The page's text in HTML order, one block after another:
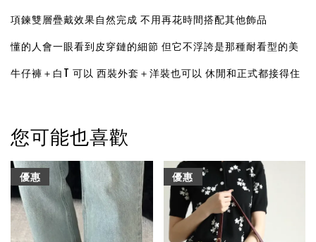
項鍊雙層疊戴效果自然完成 不用再花時間搭配其他飾品
懂的人會一眼看到皮穿鏈的細節 但它不浮誇是那種耐看型的美
牛仔褲＋白T 可以 西裝外套＋洋裝也可以 休閒和正式都接得住
您可能也喜歡
優惠 優惠